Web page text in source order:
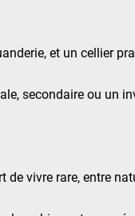
et un cellier
secondaire ou un
de vivre rare, entre